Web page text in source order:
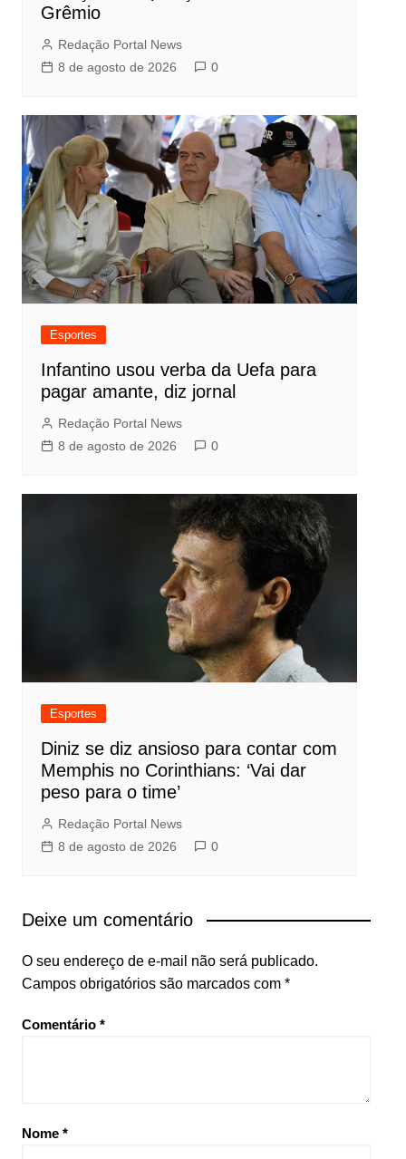
Grêmio
Redação Portal News
8 de agosto de 2026
0
Esportes
Infantino usou verba da Uefa para
pagar amante, diz jornal
Redação Portal News
8 de agosto de 2026
0
Esportes
Diniz se diz ansioso para contar com
Memphis no Corinthians: ‘Vai dar
peso para o time’
Redação Portal News
8 de agosto de 2026
0
Deixe um comentário
O seu endereço de e-mail não será publicado.
Campos obrigatórios são marcados com *
Comentário *
Nome *